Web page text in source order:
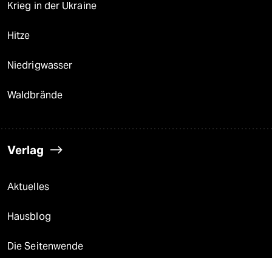
Krieg in der Ukraine
Hitze
Niedrigwasser
Waldbrände
Verlag
Aktuelles
Hausblog
Die Seitenwende